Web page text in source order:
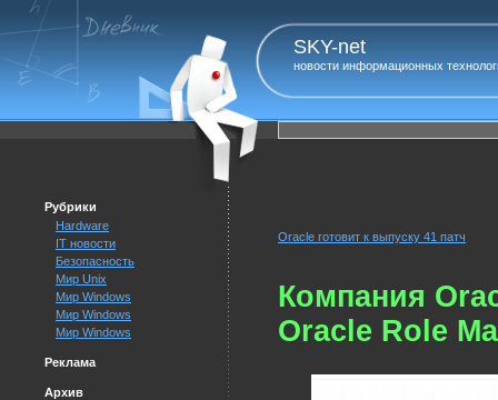
SKY-net
новости информационных
Рубрики
Hardware
IT новости
Безопасность
Мир Unix
Мир Windows
Мир Windows
Мир Windows
Реклама
Архив
Oracle готовит к выпуску 41 патч
Компания
Oracle Role